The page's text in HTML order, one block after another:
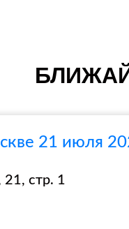
21 июля
21, стр. 1